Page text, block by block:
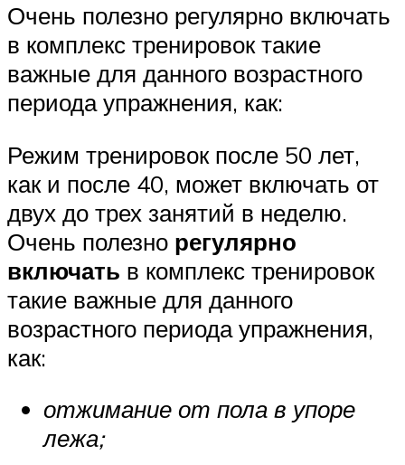
Очень полезно регулярно включать
в комплекс тренировок такие
важные для данного возрастного
периода упражнения, как:
Режим тренировок после 50 лет,
как и после 40, может включать от
двух до трех занятий в неделю.
Очень полезно регулярно
включать в комплекс тренировок
такие важные для данного
возрастного периода упражнения,
как:
отжимание от пола в упоре
лежа;